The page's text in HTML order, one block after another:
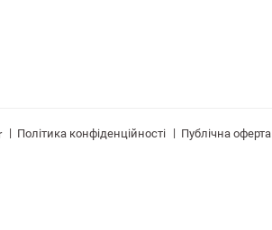
| Політика конфіденційності | Публічна оферта